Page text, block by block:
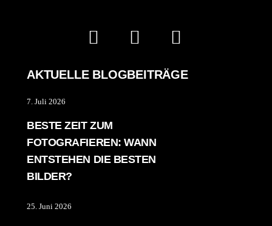
AKTUELLE BLOGBEITRÄGE
7. Juli 2026
BESTE ZEIT ZUM
FOTOGRAFIEREN: WANN
ENTSTEHEN DIE BESTEN
BILDER?
25. Juni 2026